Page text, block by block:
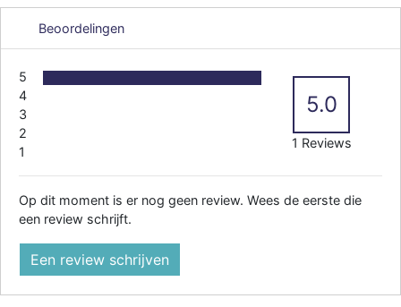
Beoordelingen
5
4
3
2
1
5.0
1 Reviews
Op dit moment is er nog geen review. Wees de eerste die
een review schrijft.
Een review schrijven